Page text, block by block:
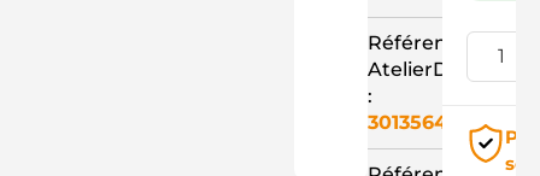
Référence
AtelierD
:
3013564